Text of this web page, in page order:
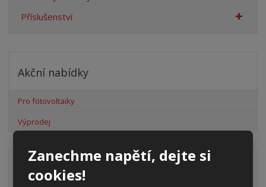
Zanechme napětí, dejte si
cookies!
Příslušenství
Akční nabídky
Pro fotovoltaiky
Výprodej
Distribuční společnost